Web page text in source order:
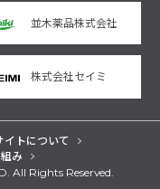
並木薬品株式会社
株式会社セイミ
イトについて
み
All Rights Reserved.